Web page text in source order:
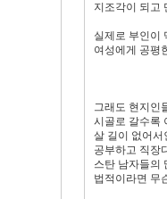
지조각이 되고
실제로 부인이
여성에게 공평
그래도 현지인
시골로 갈수록
살 길이 없어서
공부하고 직장
스탄 남자들의
법적이라면 무